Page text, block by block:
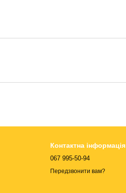
Контактна інформація
067 995-50-94
Передзвонити вам?